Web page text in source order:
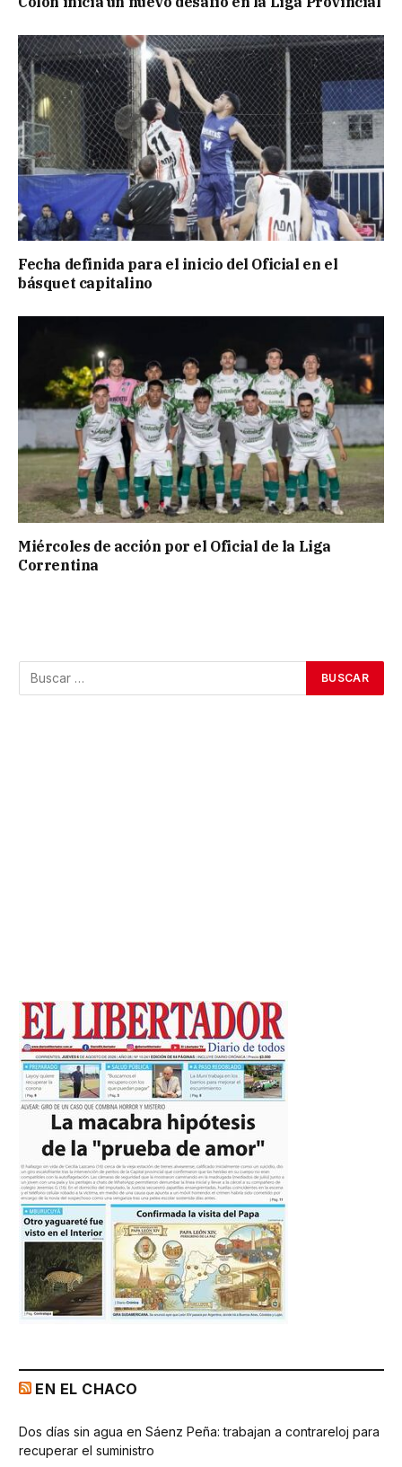
Fecha definida para el inicio del Oficial en el
básquet capitalino
Miércoles de acción por el Oficial de la Liga
Correntina
EN EL CHACO
Dos días sin agua en Sáenz Peña: trabajan a contrareloj para
recuperar el suministro